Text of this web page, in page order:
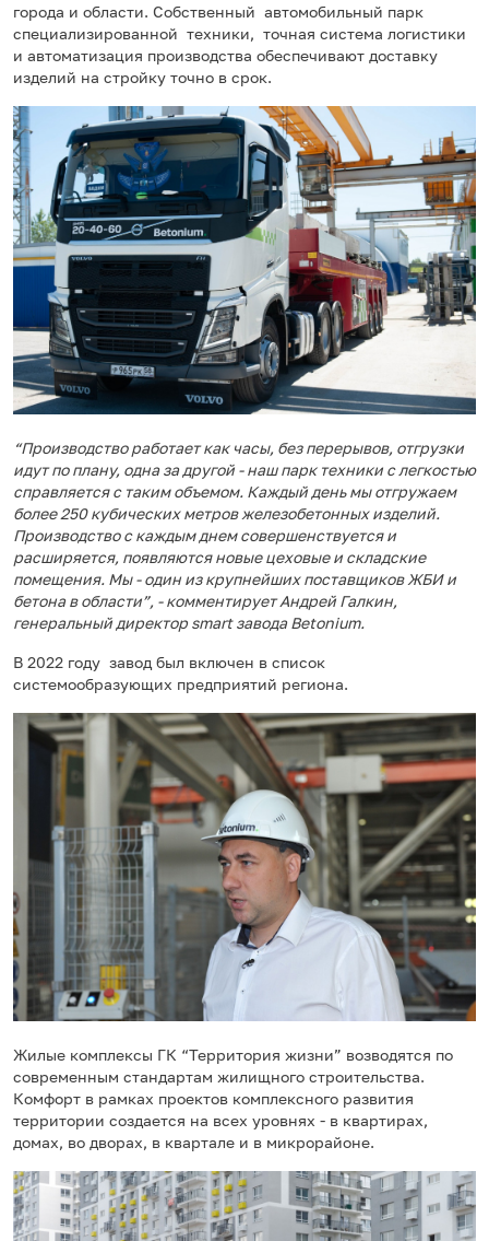
города и области. Собственный автомобильный парк
специализированной техники, точная система логистики
и автоматизация производства обеспечивают доставку
изделий на стройку точно в срок.
“Производство работает как часы, без перерывов, отгрузки
идут по плану, одна за другой - наш парк техники с легкостью
справляется с таким объемом. Каждый день мы отгружаем
более 250 кубических метров железобетонных изделий.
Производство с каждым днем совершенствуется и
расширяется, появляются новые цеховые и складские
помещения. Мы - один из крупнейших поставщиков ЖБИ и
бетона в области”, - комментирует Андрей Галкин,
генеральный директор smart завода Betonium.
В 2022 году завод был включен в список
системообразующих предприятий региона.
Жилые комплексы ГК “Территория жизни” возводятся по
современным стандартам жилищного строительства.
Комфорт в рамках проектов комплексного развития
территории создается на всех уровнях - в квартирах,
домах, во дворах, в квартале и в микрорайоне.